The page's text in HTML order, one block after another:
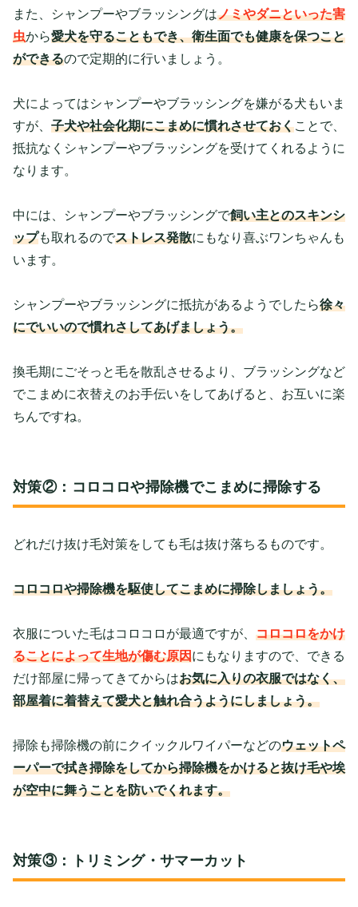
また、シャンプーやブラッシングはノミやダニといった害
虫から愛犬を守ることもでき、衛生面でも健康を保つこと
ができるので定期的に行いましょう。
犬によってはシャンプーやブラッシングを嫌がる犬もいま
すが、 子犬や社会化期にこまめに慣れさせておくことで、
抵抗なくシャンプーやブラッシングを受けてくれるように
なります。
中には、シャンプーやブラッシングで飼い主とのスキンシ
ップも取れるのでストレス発散にもなり喜ぶワンちゃんも
います。
シャンプーやブラッシングに抵抗があるようでしたら徐々
にでいいので慣れさしてあげましょう。
換毛期にごそっと毛を散乱させるより、ブラッシングなど
でこまめに衣替えのお手伝いをしてあげると、お互いに楽
ちんですね。
対策②：コロコロや掃除機でこまめに掃除する
どれだけ抜け毛対策をしても毛は抜け落ちるものです。
コロコロや掃除機を駆使してこまめに掃除しましょう。
衣服についた毛はコロコロが最適ですが、 コロコロをかけ
ることによって生地が傷む原因にもなりますので、できる
だけ部屋に帰ってきてからはお気に入りの衣服ではなく、
部屋着に着替えて愛犬と触れ合うようにしましょう。
掃除も掃除機の前にクイックルワイパーなどのウェットペ
ーパーで拭き掃除をしてから掃除機をかけると抜け毛や埃
が空中に舞うことを防いでくれます。
対策③：トリミング・サマーカット